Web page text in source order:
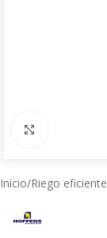
Inicio/Riego eficiente